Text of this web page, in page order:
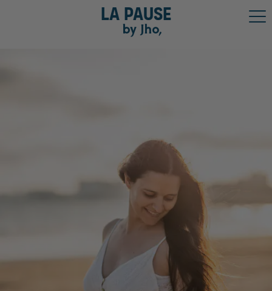
La pause
by Jho,